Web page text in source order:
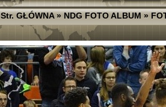
Str. GŁÓWNA»NDG FOTO ALBUM»